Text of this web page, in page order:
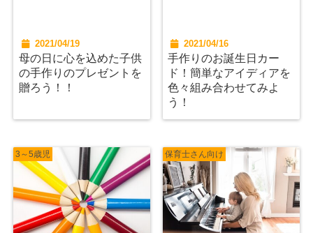
2021/04/19
母の日に心を込めた子供
の手作りのプレゼントを
贈ろう！！
2021/04/16
手作りのお誕生日カー
ド！簡単なアイディアを
色々組み合わせてみよ
う！
3～5歳児 保育士さん向け